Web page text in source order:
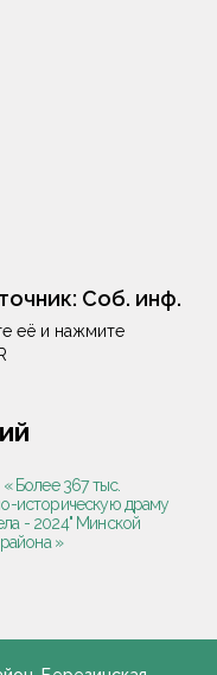
Соб. инф.
её и нажмите
« Более 367 тыс.
историческую драму
- 2024" Минской
»